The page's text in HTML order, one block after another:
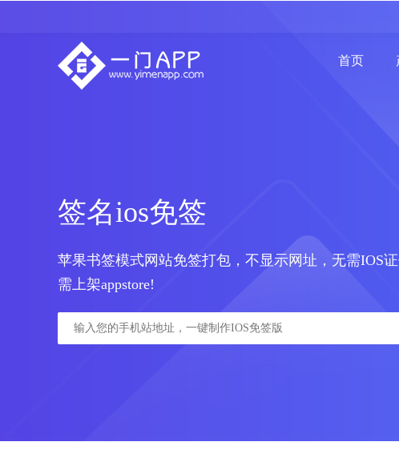
首页
签名ios免签
苹果书签模式网站免签打包，不显示网址，无需IOS
需上架appstore!